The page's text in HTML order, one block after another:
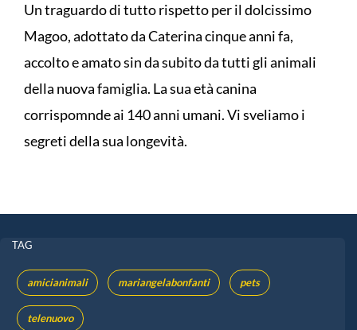
Un traguardo di tutto rispetto per il dolcissimo
Magoo, adottato da Caterina cinque anni fa,
accolto e amato sin da subito da tutti gli animali
della nuova famiglia. La sua età canina
corrispomnde ai 140 anni umani. Vi sveliamo i
segreti della sua longevità.
TAG
amicianimali mariangelabonfanti pets
telenuovo